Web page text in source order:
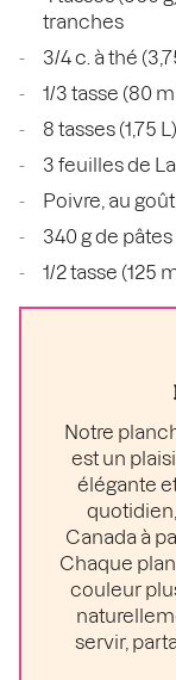
tranches
3/4 c. à thé
1/3 tasse (80
8 tasses (1,75
3 feuilles de
Poivre, au goût
340 g de
1/2 tasse (125
Notre
est un
élégante
Canada à
Chaque
couleur
servir,